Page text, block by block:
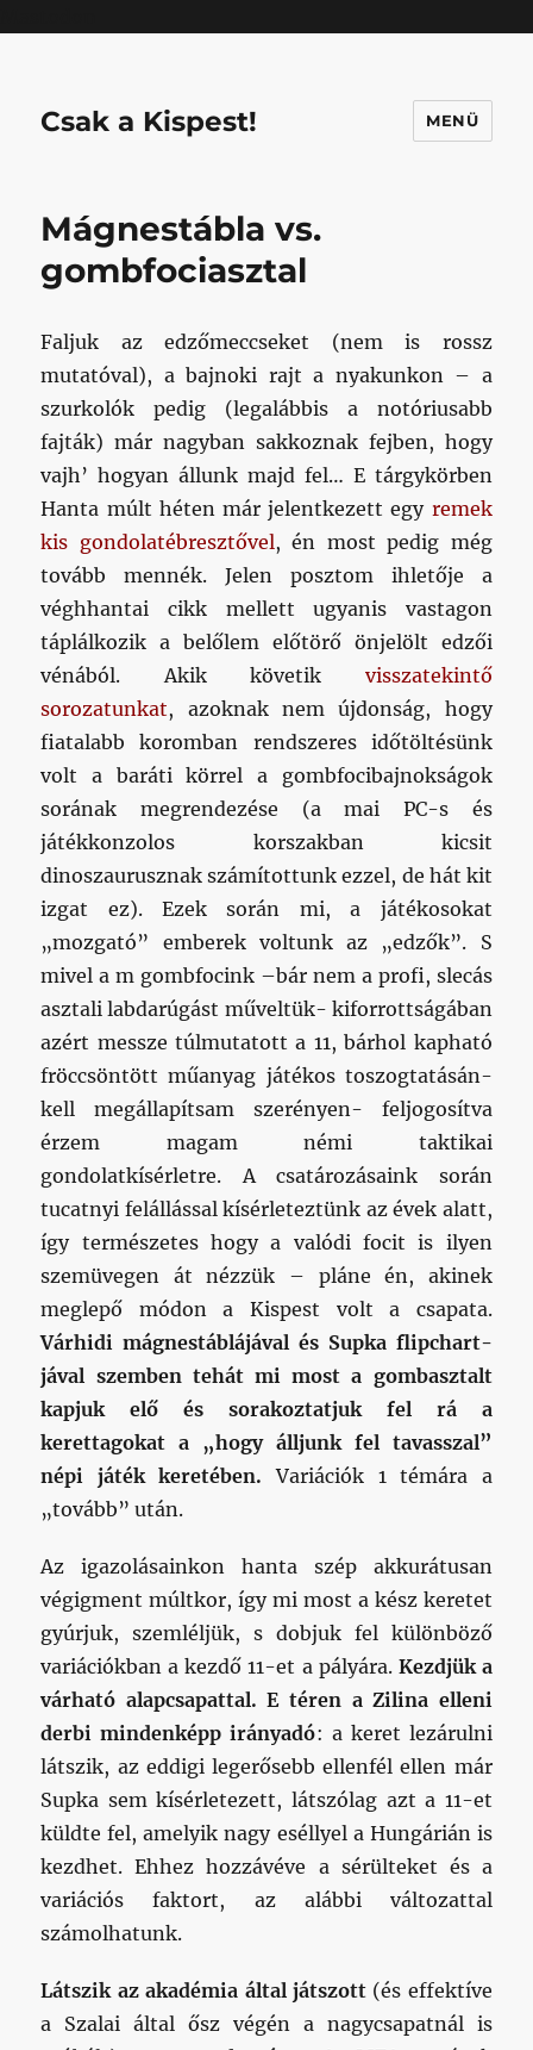
Csak a Kispest! MENÜ
Mágnestábla vs.
gombfociasztal
Faljuk az edzőmeccseket (nem is rossz
mutatóval), a bajnoki rajt a nyakunkon – a
szurkolók pedig (legalábbis a notóriusabb
fajták) már nagyban sakkoznak fejben, hogy
vajh’ hogyan állunk majd fel… E tárgykörben
Hanta múlt héten már jelentkezett egy remek
kis gondolatébresztővel, én most pedig még
tovább mennék. Jelen posztom ihletője a
véghhantai cikk mellett ugyanis vastagon
táplálkozik a belőlem előtörő önjelölt edzői
vénából. Akik követik visszatekintő
sorozatunkat, azoknak nem újdonság, hogy
fiatalabb koromban rendszeres időtöltésünk
volt a baráti körrel a gombfocibajnokságok
sorának megrendezése (a mai PC-s és
játékkonzolos korszakban kicsit
dinoszaurusznak számítottunk ezzel, de hát kit
izgat ez). Ezek során mi, a játékosokat
„mozgató” emberek voltunk az „edzők”. S
mivel a m gombfocink –bár nem a profi, slecás
asztali labdarúgást műveltük- kiforrottságában
azért messze túlmutatott a 11, bárhol kapható
fröccsöntött műanyag játékos toszogtatásán-
kell megállapítsam szerényen- feljogosítva
érzem magam némi taktikai
gondolatkísérletre. A csatározásaink során
tucatnyi felállással kísérleteztünk az évek alatt,
így természetes hogy a valódi focit is ilyen
szemüvegen át nézzük – pláne én, akinek
meglepő módon a Kispest volt a csapata.
Várhidi mágnestáblájával és Supka flipchart-
jával szemben tehát mi most a gombasztalt
kapjuk elő és sorakoztatjuk fel rá a
kerettagokat a „hogy álljunk fel tavasszal”
népi játék keretében. Variációk 1 témára a
„tovább” után.
Az igazolásainkon hanta szép akkurátusan
végigment múltkor, így mi most a kész keretet
gyúrjuk, szemléljük, s dobjuk fel különböző
variációkban a kezdő 11-et a pályára. Kezdjük a
várható alapcsapattal. E téren a Zilina elleni
derbi mindenképp irányadó: a keret lezárulni
látszik, az eddigi legerősebb ellenfél ellen már
Supka sem kísérletezett, látszólag azt a 11-et
küldte fel, amelyik nagy eséllyel a Hungárián is
kezdhet. Ehhez hozzávéve a sérülteket és a
variációs faktort, az alábbi változattal
számolhatunk.
Látszik az akadémia által játszott (és effektíve
a Szalai által ősz végén a nagycsapatnál is